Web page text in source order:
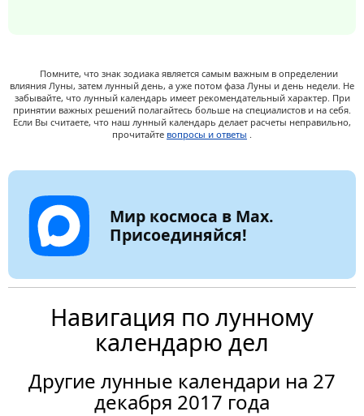
Помните, что знак зодиака является самым важным в определении
влияния Луны, затем лунный день, а уже потом фаза Луны и день недели. Не
забывайте, что лунный календарь имеет рекомендательный характер. При
принятии важных решений полагайтесь больше на специалистов и на себя.
Если Вы считаете, что наш лунный календарь делает расчеты неправильно,
прочитайте вопросы и ответы .
Мир космоса в Max.
Присоединяйся!
Навигация по лунному
календарю дел
Другие лунные календари на 27
декабря 2017 года